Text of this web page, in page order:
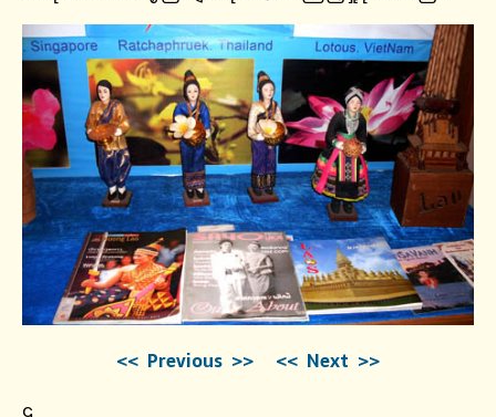
<< Previous >>
<< Next >>
၎